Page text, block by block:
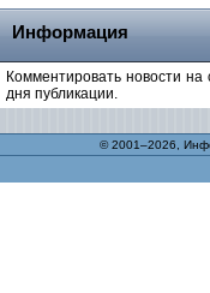
Информация
Комментировать новости на
дня публикации.
© 2001–2026,